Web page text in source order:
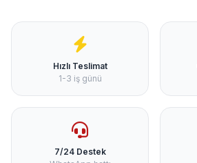
Hızlı Teslimat
1-3 iş günü
7/24 Destek